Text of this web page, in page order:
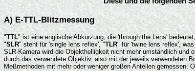
A) E-TTL-Blitzmessung
"TTL" ist eine englische Abkürzung, die 'through the Lens'
"SLR" steht für 'single lens reflex', "TLR" für 'twine lens reflex',
SLR-Kamera wird die Objekthelligkeit nicht mehr umständlich und
durch das verwendete Objektiv, also mit der jeweils verwendeten
Meßmethoden mit mehr oder weniger großen Anteilen